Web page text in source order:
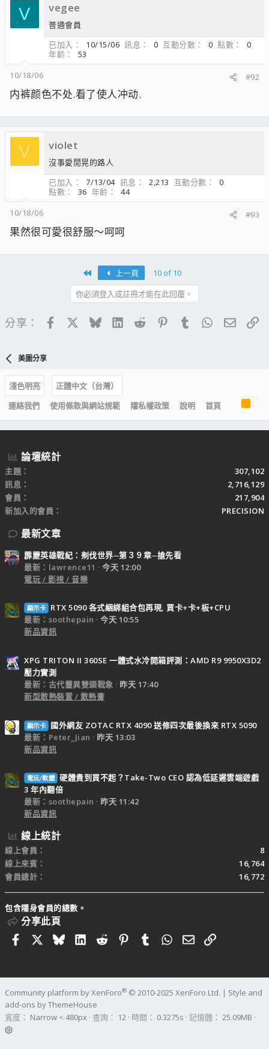
V vegee
普通會員
已加入
10/15/06 訊息 0 互動分數 0 點數
0
年齡
53
10/18/06
#92
内裤颜色不处.看了使人冲动.
V violet
沒事愛閒晃的路人
已加入
7/13/04 訊息 2,213 互動分數
0
點數
36 年齡
44
10/18/06
#93
果然很可愛很舒服～呵呵
上一頁
10 of 10
你必須登入或註冊才能在此回覆。
分享： FacebookBlueskyLinkedIn
Reddit PinterestTumblrWhatsApp
電子
美圖分享
淺色明亮
正體中文（台灣）
連絡我們
使用條款與網站規範 隱私權政策 說明 首頁
S
論壇統計
主題
307,102
訊息
2,716,129
會員
217,904
新加入的會員
PRECISION
最新文章
霹靂英雄戰紀：刜伐世界─第３９章─搶先看
最新：lawrence11
今天 12:00
電玩 / 影視 / 音樂
顯示卡
RTX 5090 各式綑綁組合包再現, 買卡+卡+板+CPU
最新：soothepain
今天 10:55
新品資訊
XPG TRITON II 360SE 一體式水冷開箱評測：AMD R9 9950X3D2
壓力實測
最新：古代靈異雙頭戰象
昨天 17:40
新型散熱裝置 / 散熱膏
顯示卡
國外網友 ZOTAC RTX 4090 送修四次最後換來 RTX 5090
最新：Peter_Jian
昨天 13:03
新品資訊
電玩/軟體 硬體貴到買不起？Take-Two CEO 認為低延遲雲端遊戲
3 年內翻倍
最新：soothepain
昨天 11:42
新品資訊
線上統計
線上會員
8
線上來賓
16,764
會員總計
16,772
包含隱身會員的總數。
分享此頁
FacebookBlueskyLinkedIn
RedditPinterestTumblrWhatsApp
電子郵件
連結
Community platform by XenForo® © 2010-2025 XenForo Ltd. | Style and
add-ons by ThemeHouse
寬度
查詢 12 時間 0.3275s 記憶體 25.09MB